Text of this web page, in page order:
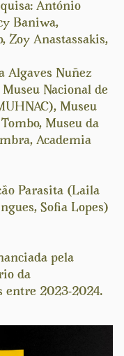
António
Baniwa,
Zoy Anastassakis,
Algaves Nuñez
Nacional de
Museu
Museu da
Academia
Parasita (Laila
Sofia Lopes)
pela
da
entre 2023-2024.